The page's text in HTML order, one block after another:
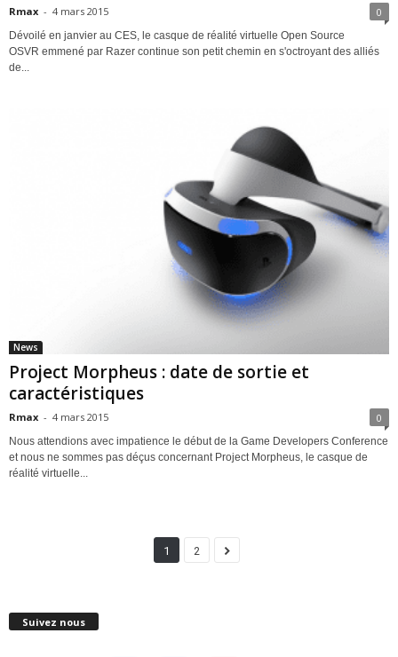
Rmax - 4 mars 2015 0
Dévoilé en janvier au CES, le casque de réalité virtuelle Open Source
OSVR emmené par Razer continue son petit chemin en s'octroyant des alliés
de...
News
Project Morpheus : date de sortie et
caractéristiques
Rmax - 4 mars 2015 0
Nous attendions avec impatience le début de la Game Developers Conference
et nous ne sommes pas déçus concernant Project Morpheus, le casque de
réalité virtuelle...
1 2
Suivez nous